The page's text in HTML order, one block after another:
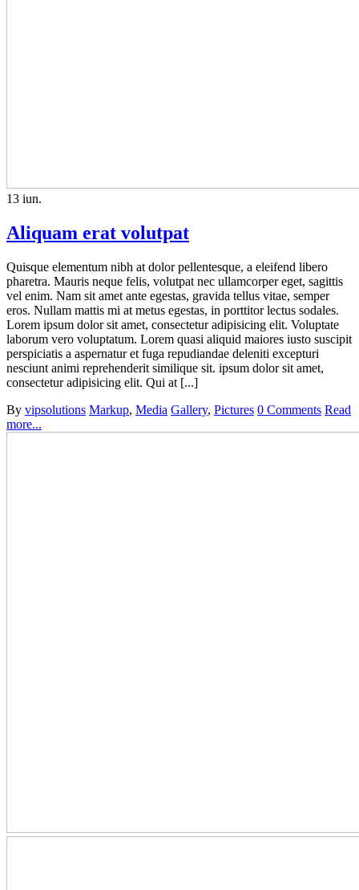
13 iun.
Aliquam erat volutpat
Quisque elementum nibh at dolor pellentesque, a eleifend libero
pharetra. Mauris neque felis, volutpat nec ullamcorper eget, sagittis
vel enim. Nam sit amet ante egestas, gravida tellus vitae, semper
eros. Nullam mattis mi at metus egestas, in porttitor lectus sodales.
Lorem ipsum dolor sit amet, consectetur adipisicing elit. Voluptate
laborum vero voluptatum. Lorem quasi aliquid maiores iusto suscipit
perspiciatis a aspernatur et fuga repudiandae deleniti excepturi
nesciunt animi reprehenderit similique sit. ipsum dolor sit amet,
consectetur adipisicing elit. Qui at [...]
By vipsolutions Markup, Media Gallery, Pictures 0 Comments Read
more...